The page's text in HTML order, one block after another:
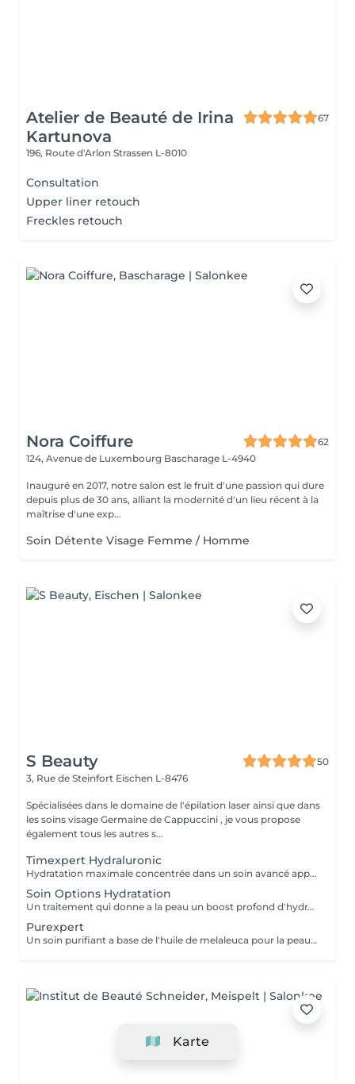
Atelier de Beauté de Irina
Kartunova
67
196, Route d'Arlon Strassen L-8010
Consultation
Upper liner retouch
Freckles retouch
Nora Coiffure
62
124, Avenue de Luxembourg Bascharage L-4940
Inauguré en 2017, notre salon est le fruit d'une passion qui dure
depuis plus de 30 ans, alliant la modernité d'un lieu récent à la
maîtrise d'une exp...
Soin Détente Visage Femme / Homme
S Beauty
50
3, Rue de Steinfort Eischen L-8476
Spécialisées dans le domaine de l'épilation laser ainsi que dans
les soins visage Germaine de Cappuccini , je vous propose
également tous les autres s...
Timexpert Hydraluronic
Hydratation maximale concentrée dans un soin avancé approprié pour toutes les peaux et, surtout, pour celles présentant des symptômes de déshydratation : manque de confort, peau tendue, ... Sa formule « hydractive » protège la peau, en favorisant sa résistance naturelle face aux signes de vieillissement prématuré.
Soin Options Hydratation
Un traitement qui donne a la peau un boost profond d'hydratation. Résultat: une peau gorgée d'eau, de la douceur et de la fraicheur.
Purexpert
Un soin purifiant a base de l'huile de melaleuca pour la peau mixte, grasse et acnéique. Résultat: une peau matte, egale et purifiee.
Karte